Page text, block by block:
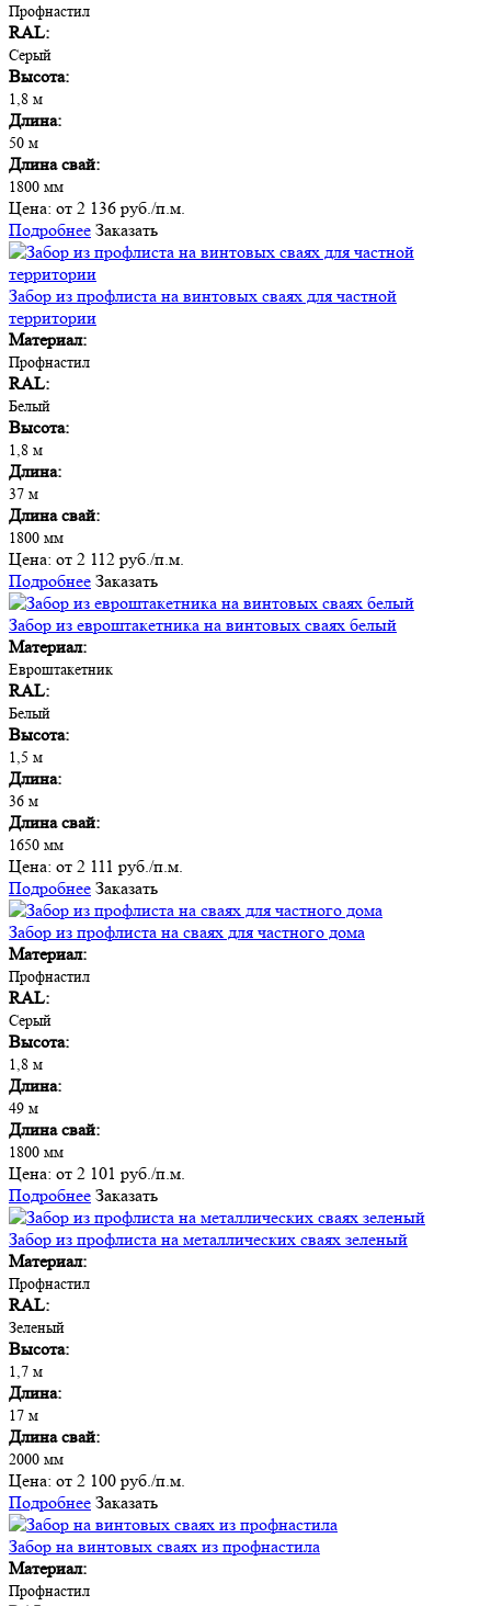
Профнастил
RAL:
Серый
Высота:
1,8 м
Длина:
50 м
Длина свай:
1800 мм
Цена: от 2 136 руб./п.м.
Подробнее Заказать
Забор из профлиста на винтовых сваях для частной
территории
Материал:
Профнастил
RAL:
Белый
Высота:
1,8 м
Длина:
37 м
Длина свай:
1800 мм
Цена: от 2 112 руб./п.м.
Подробнее Заказать
Забор из евроштакетника на винтовых сваях белый
Материал:
Евроштакетник
RAL:
Белый
Высота:
1,5 м
Длина:
36 м
Длина свай:
1650 мм
Цена: от 2 111 руб./п.м.
Подробнее Заказать
Забор из профлиста на сваях для частного дома
Материал:
Профнастил
RAL:
Серый
Высота:
1,8 м
Длина:
49 м
Длина свай:
1800 мм
Цена: от 2 101 руб./п.м.
Подробнее Заказать
Забор из профлиста на металлических сваях зеленый
Материал:
Профнастил
RAL:
Зеленый
Высота:
1,7 м
Длина:
17 м
Длина свай:
2000 мм
Цена: от 2 100 руб./п.м.
Подробнее Заказать
Забор на винтовых сваях из профнастила
Материал:
Профнастил